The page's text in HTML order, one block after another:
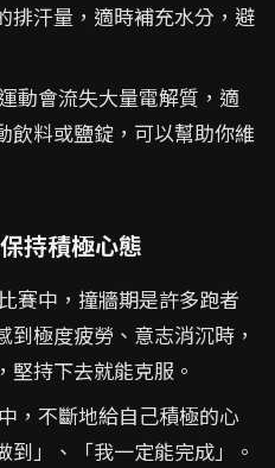
排汗量，適時補充水分，避
動會流失大量電解質，適
飲料或鹽錠，可以幫助你維
持積極心態
賽中，撞牆期是許多跑者
極度疲勞、意志消沉時，
堅持下去就能克服。
，不斷地給自己積極的心
」、「我一定能完成」。